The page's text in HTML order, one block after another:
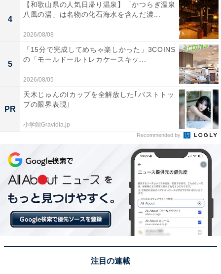
「小槌の宿 鶴亀大吉」の口コミは？
「小槌の宿 鶴亀大吉」には、以下のような口コミが寄せ
られています。
日光東照宮まで徒歩圏内で観光に便利な立地
個室でゆっくり堪能できる美味しい炭火会席
外国人スタッフも含め笑顔で丁寧な接客
4
【和歌山県の人気日帰り温泉】「かつらぎ温泉
八風の湯」は名物の化石海水を含んだ濃...
2026/08/08
5
「15分で完成してめちゃ楽しかった」3COINS
の「モールドールトレカケースキッ...
2026/08/05
PR
天木じゅんのIカップを全解放した｢バストトッ
プの限界表現｣
小学館Gravidia.jp
Recommended by
注目の連載